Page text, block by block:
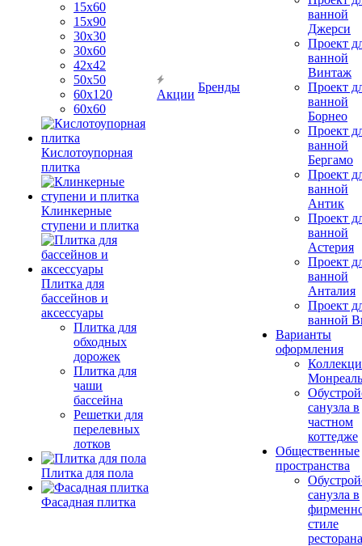
15х60
15x90
30х30
30х60
42х42
50х50
60х120
60х60
Кислотоупорная
плитка
Клинкерные
ступени и плитка
Плитка для
бассейнов и
аксессуары
Плитка для
обходных
дорожек
Плитка для
чаши
бассейна
Решетки для
перелевных
лотков
Плитка для пола
Фасадная плитка
Акции
Бренды
ванной
Джерси
Проект
ванной
Винтаж
Проект
ванной
Борнео
Проект
ванной
Бергамо
Проект
ванной
Антик
Проект
ванной
Астерия
Проект
ванной
Анталия
Проект
ванной
Варианты
оформления
Монреаль
санузла в
частном
коттедже
Общественные
пространства
санузла в
стиле
ресторана